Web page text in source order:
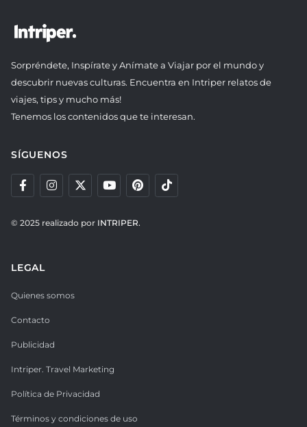
Sorpréndete, Inspírate y Anímate a Viajar por el mundo y
descubrir nuevas culturas. Encuentra en Intriper relatos de
viajes, tips y mucho más!
Tenemos los contenidos que te interesan.
SÍGUENOS
© 2025 realizado por INTRIPER.
LEGAL
Quienes somos
Contacto
Publicidad
Intriper. Travel Marketing
Política de Privacidad
Términos y condiciones de uso